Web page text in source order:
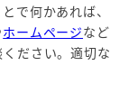
で何かあれば、
ホームページなど
ださい。適切な